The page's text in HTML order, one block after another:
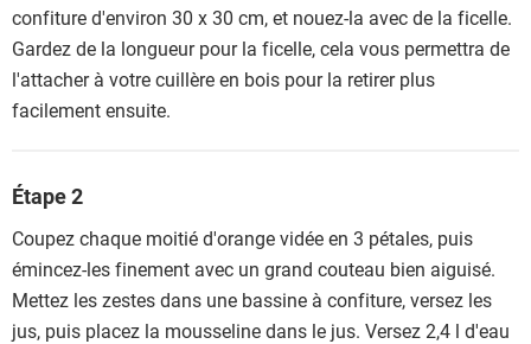
confiture d'environ 30 x 30 cm, et nouez-la avec de la ficelle.
Gardez de la longueur pour la ficelle, cela vous permettra de
l'attacher à votre cuillère en bois pour la retirer plus
facilement ensuite.
Étape 2
Coupez chaque moitié d'orange vidée en 3 pétales, puis
émincez-les finement avec un grand couteau bien aiguisé.
Mettez les zestes dans une bassine à confiture, versez les
jus, puis placez la mousseline dans le jus. Versez 2,4 l d'eau